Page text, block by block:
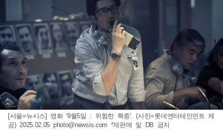
[서울=뉴시스] 영화 '9월5일 : 위험한 특종'. (사진=롯데엔터테인먼트 제
공) 2025.02.05 photo@newsis.com *재판매 및 DB 금지